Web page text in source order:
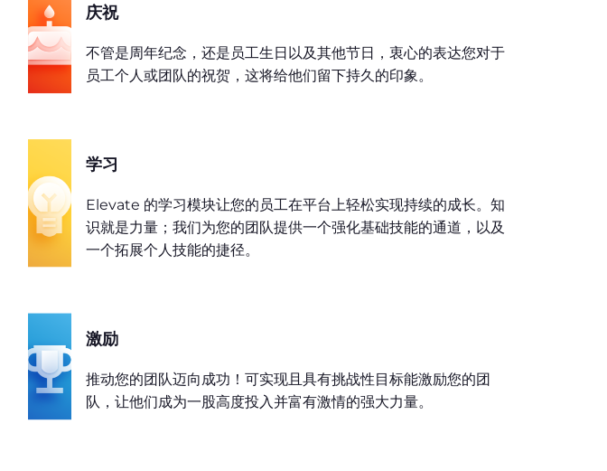
庆祝
不管是周年纪念，还是员工生日以及其他节日，衷心的表达您对于
员工个人或团队的祝贺，这将给他们留下持久的印象。
学习
Elevate 的学习模块让您的员工在平台上轻松实现持续的成长。知
识就是力量；我们为您的团队提供一个强化基础技能的通道，以及
一个拓展个人技能的捷径。
激励
推动您的团队迈向成功！可实现且具有挑战性目标能激励您的团
队，让他们成为一股高度投入并富有激情的强大力量。